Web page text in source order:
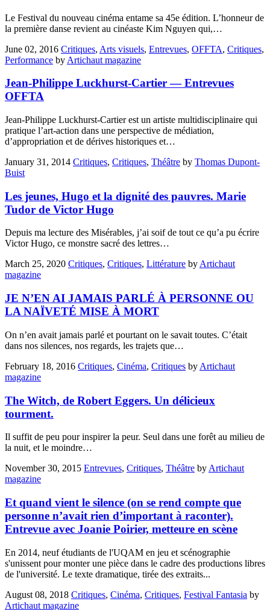
Le Festival du nouveau cinéma entame sa 45e édition. L’honneur de
la première danse revient au cinéaste Kim Nguyen qui,…
June 02, 2016 Critiques, Arts visuels, Entrevues, OFFTA, Critiques,
Performance by Artichaut magazine
Jean-Philippe Luckhurst-Cartier — Entrevues
OFFTA
Jean-Philippe Luckhurst-Cartier est un artiste multidisciplinaire qui
pratique l’art-action dans une perspective de médiation,
d’appropriation et de dérives historiques et…
January 31, 2014 Critiques, Critiques, Théâtre by Thomas Dupont-
Buist
Les jeunes, Hugo et la dignité des pauvres. Marie
Tudor de Victor Hugo
Depuis ma lecture des Misérables, j’ai soif de tout ce qu’a pu écrire
Victor Hugo, ce monstre sacré des lettres…
March 25, 2020 Critiques, Critiques, Littérature byArtichaut
magazine
JE N’EN AI JAMAIS PARLÉ À PERSONNE OU
LA NAÏVETÉ MISE À MORT
On n’en avait jamais parlé et pourtant on le savait toutes. C’était
dans nos silences, nos regards, les trajets que…
February 18, 2016 Critiques, Cinéma, Critiques by Artichaut
magazine
The Witch, de Robert Eggers. Un délicieux
tourment.
Il suffit de peu pour inspirer la peur. Seul dans une forêt au milieu de
la nuit, et le moindre…
November 30, 2015 Entrevues, Critiques, Théâtre by Artichaut
magazine
Et quand vient le silence (on se rend compte que
personne n’avait rien d’important à raconter).
Entrevue avec Joanie Poirier, metteure en scène
En 2014, neuf étudiants de l'UQAM en jeu et scénographie
s'unissent pour monter une pièce dans le cadre des productions libres
de l'université. Le texte dramatique, tirée des extraits...
August 08, 2018 Critiques, Cinéma, Critiques, Festival Fantasia by
Artichaut magazine